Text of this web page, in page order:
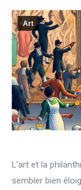
Art
L’art et la
sembler bien